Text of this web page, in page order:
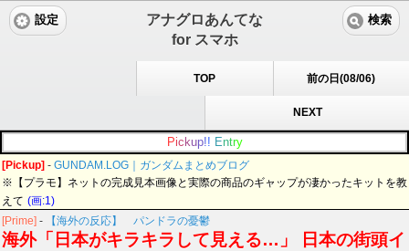
アナグロあんてな
for スマホ
設定 検索
TOP 前の日(08/06)
NEXT
Pic kup!! Entry
[Pickup] - GUNDAM.LOG｜ガンダムまとめブログ
※【プラモ】ネットの完成見本画像と実際の商品のギャップが凄かったキットを教
えて (画:1)
[Prime] - 【海外の反応】 パンドラの憂鬱
海外「日本がキラキラして見える…」 日本の街頭イ